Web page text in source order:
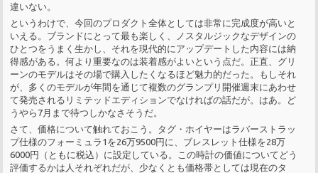
違いない。
というわけで、今回のプロダクト全体としては非常に完成度が高いと
いえる。ブランドにとって最も楽しく、ノスタルジックなデザインの
ひとつをうまく生かし、それを現代的にアップデートした内容には納
得感がある。何より重要なのは装着感がよいという点だ。正直、グリ
ーンのモデルはその場で購入したくなるほど魅力的だった。もしそれ
が、多くのモデルが年間を通じて複数のグランプリ開催週末にあわせ
て発売されるリミテッドエディションでなければの話だが。はあ。ど
うやら7月まで待つしかなさそうだ。
さて、価格について触れておこう。タグ・ホイヤーはラバーストラッ
プ仕様のフォーミュラ1を26万9500円に、ブレスレット仕様を28万
6000円（ともに税込）に設定している。この時計の価値についてどう
評価するかは人それぞれだが、少なくとも価格帯としては現在のタ